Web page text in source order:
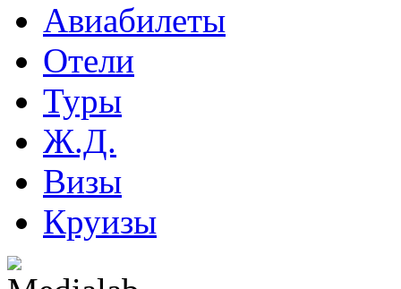
Авиабилеты
Отели
Туры
Ж.Д.
Визы
Круизы